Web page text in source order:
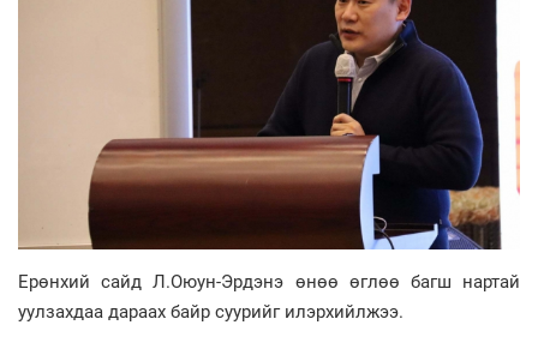
Ерөнхий сайд Л.Оюун-Эрдэнэ өнөө өглөө багш нартай
уулзахдаа дараах байр суурийг илэрхийлжээ.